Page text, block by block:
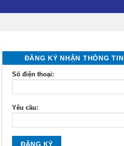
ĐĂNG KÝ NHẬN THÔNG TIN
Số điện thoại:
Yêu cầu: